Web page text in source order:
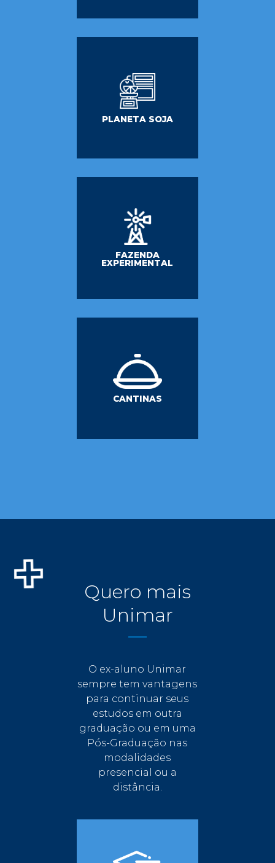
PLANETA SOJA
FAZENDA
EXPERIMENTAL
CANTINAS
Quero mais
Unimar
O ex-aluno Unimar
sempre tem vantagens
para continuar seus
estudos em outra
graduação ou em uma
Pós-Graduação nas
modalidades
presencial ou a
distância.